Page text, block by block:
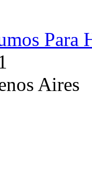
Para
Aires